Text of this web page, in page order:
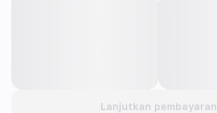
Lanjutkan pembayaran